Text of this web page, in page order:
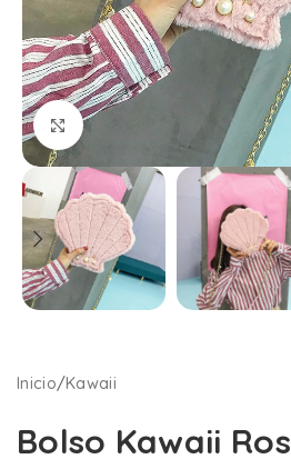
Clic para ampliar
Inicio/Kawaii
Bolso Kawaii